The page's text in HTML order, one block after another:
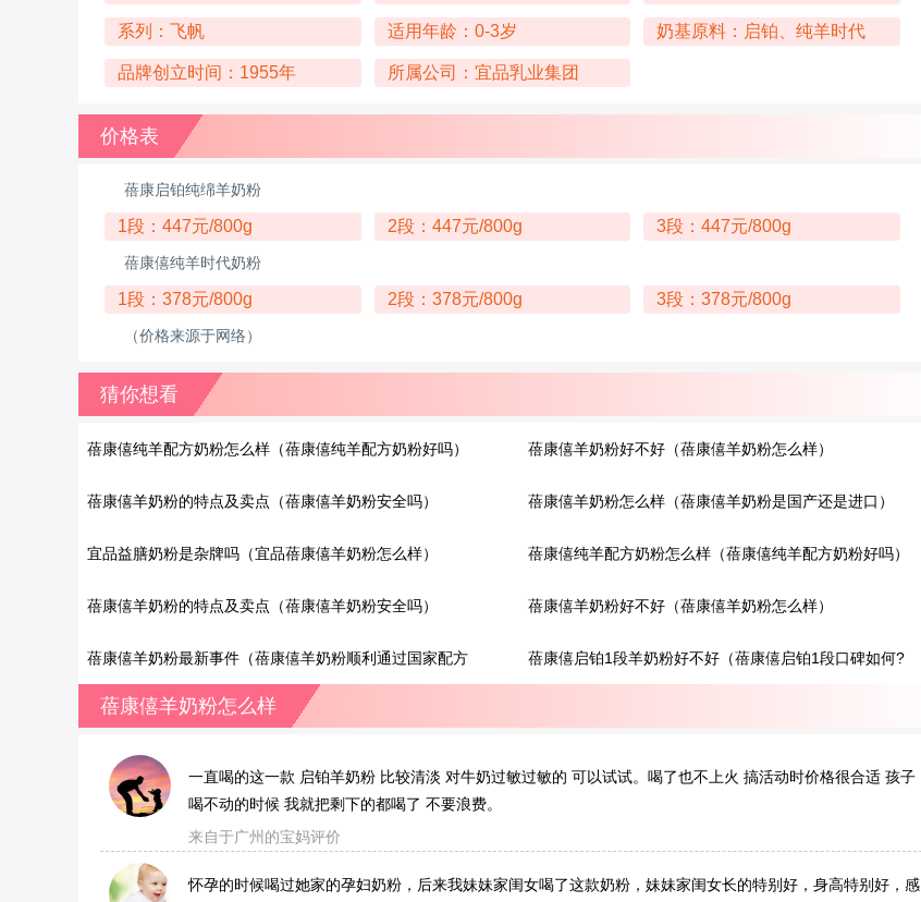
系列：飞帆 适用年龄：0-3岁 奶基原料：启铂、纯羊时代
品牌创立时间：1955年 所属公司：宜品乳业集团
价格表
蓓康启铂纯绵羊奶粉
1段：447元/800g 2段：447元/800g 3段：447元/800g
蓓康僖纯羊时代奶粉
1段：378元/800g 2段：378元/800g 3段：378元/800g
（价格来源于网络）
猜你想看
蓓康僖纯羊配方奶粉怎么样（蓓康僖纯羊配方奶粉好吗） 蓓康僖羊奶粉好不好（蓓康僖羊奶粉怎么样）
蓓康僖羊奶粉的特点及卖点（蓓康僖羊奶粉安全吗） 蓓康僖羊奶粉怎么样（蓓康僖羊奶粉是国产还是进口）
宜品益膳奶粉是杂牌吗（宜品蓓康僖羊奶粉怎么样） 蓓康僖纯羊配方奶粉怎么样（蓓康僖纯羊配方奶粉好吗）
蓓康僖羊奶粉的特点及卖点（蓓康僖羊奶粉安全吗） 蓓康僖羊奶粉好不好（蓓康僖羊奶粉怎么样）
蓓康僖羊奶粉最新事件（蓓康僖羊奶粉顺利通过国家配方
奶粉注册）
蓓康僖启铂1段羊奶粉好不好（蓓康僖启铂1段口碑如何?
蓓康僖羊奶粉怎么样
一直喝的这一款 启铂羊奶粉 比较清淡 对牛奶过敏过敏的 可以试试。喝了也不上火 搞活动时价格很合适 孩子
喝不动的时候 我就把剩下的都喝了 不要浪费。
来自于广州的宝妈评价
怀孕的时候喝过她家的孕妇奶粉，后来我妹妹家闺女喝了这款奶粉，妹妹家闺女长的特别好，身高特别好，感